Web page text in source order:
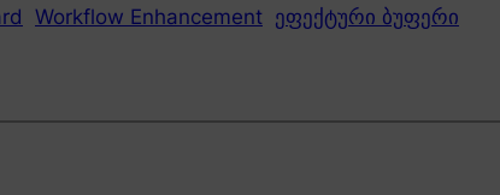
Workflow Enhancement ეფექტური ბუფერი